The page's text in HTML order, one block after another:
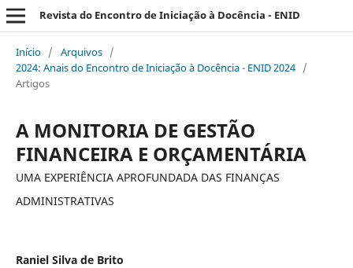
Revista do Encontro de Iniciação à Docência - ENID
Início / Arquivos /
2024: Anais do Encontro de Iniciação à Docência - ENID 2024 /
Artigos
A MONITORIA DE GESTÃO
FINANCEIRA E ORÇAMENTÁRIA
UMA EXPERIÊNCIA APROFUNDADA DAS FINANÇAS
ADMINISTRATIVAS
Raniel Silva de Brito